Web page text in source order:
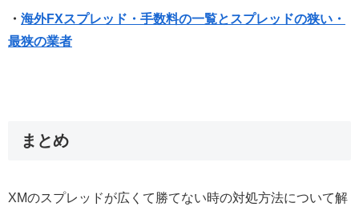
・ 海外FXスプレッド・手数料の一覧とスプレッドの狭い・
最狭の業者
まとめ
XMのスプレッドが広くて勝てない時の対処方法について解